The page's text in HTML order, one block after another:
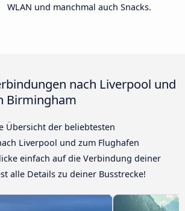
WLAN und manchmal auch Snacks.
nach Liverpool und
Birmingham
Übersicht der beliebtesten
Liverpool und zum Flughafen
einfach auf die Verbindung deiner
alle Details zu deiner Busstrecke!